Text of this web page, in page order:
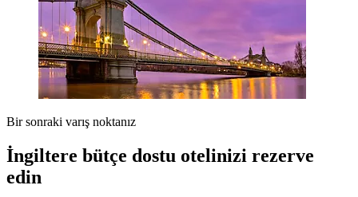
Bir sonraki varış noktanız
İngiltere bütçe dostu otelinizi rezerve
edin